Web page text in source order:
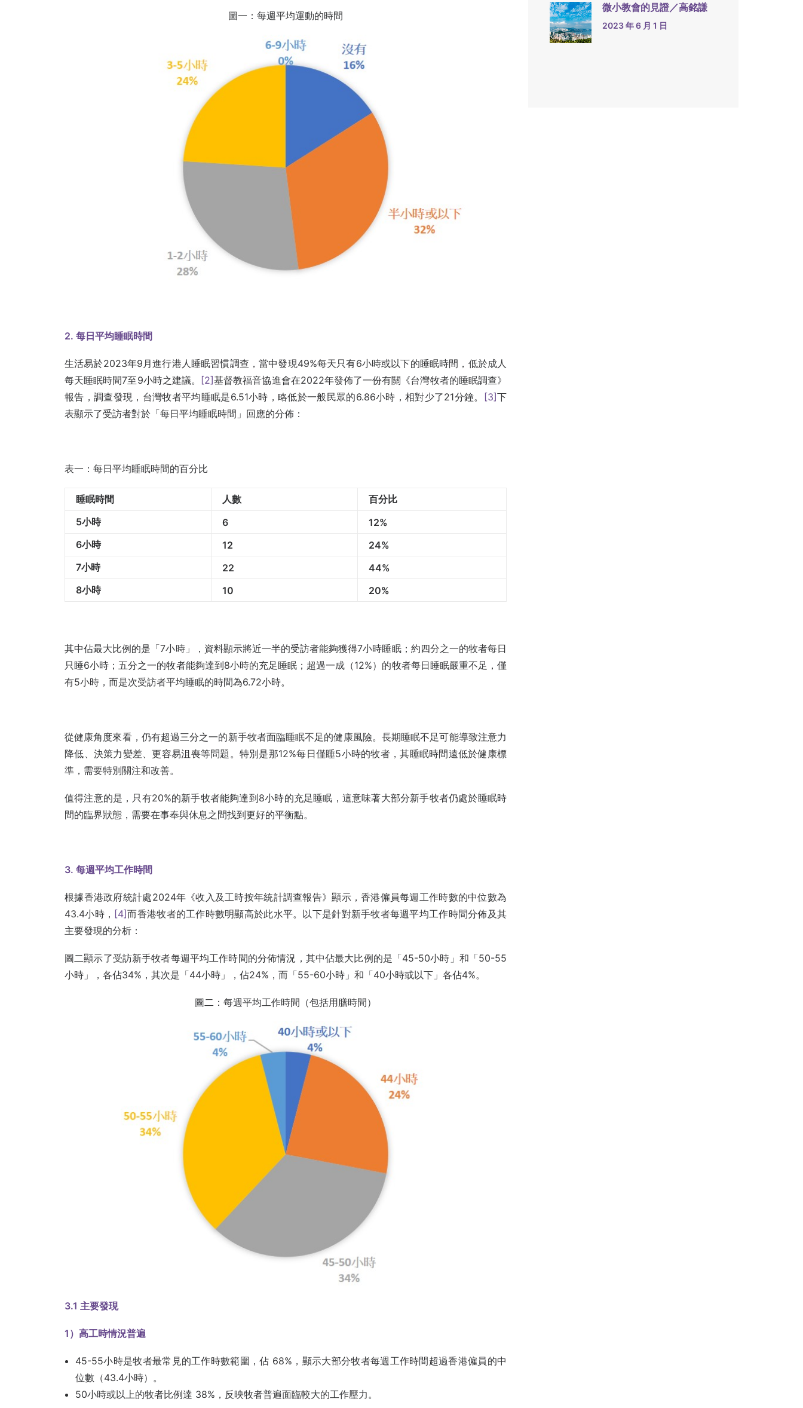
圖一：每週平均運動的時間
2. 每日平均睡眠時間
生活易於2023年9月進行港人睡眠習慣調查，當中發現49%每天只有6小時或以下的睡眠時間，低於成人
每天睡眠時間7至9小時之建議。
[2]基督教福音協進會在2022年發佈了一份有關《台灣牧者的睡眠調查》
報告，調查發現，台灣牧者平均睡眠是6.51⼩時，略低於一般民眾的6.86⼩時，相對少了21分鐘。
[3]下
表顯示了受訪者對於「每日平均睡眠時間」回應的分佈：
表一：每日平均睡眠時間的百分比
睡眠時間 人數
百分比
5小時
6
12%
6小時
12
24%
7小時
22
44%
8小時
10 20%
其中佔最大比例的是「7小時」，資料顯示將近一半的受訪者能夠獲得7小時睡眠；約四分之一的牧者每日
只睡6小時；五分之一的牧者能夠達到8小時的充足睡眠；超過一成（12%）的牧者每日睡眠嚴重不足，僅
有5小時，而是次受訪者平均睡眠的時間為6.72小時。
從健康角度來看，仍有超過三分之一的新手牧者面臨睡眠不足的健康風險。長期睡眠不足可能導致注意力
降低、決策力變差、更容易沮喪等問題。特別是那12%每日僅睡5小時的牧者，其睡眠時間遠低於健康標
準，需要特別關注和改善。
值得注意的是，只有20%的新手牧者能夠達到8小時的充足睡眠，這意味著大部分新手牧者仍處於睡眠時
間的臨界狀態，需要在事奉與休息之間找到更好的平衡點。
3. 每週平均工作時間
根據香港政府統計處2024年《收入及工時按年統計調查報告》顯示，香港僱員每週工作時數的中位數為
43.4小時， [4]而香港牧者的工作時數明顯高於此水平。以下是針對新手牧者每週平均工作時間分佈及其
主要發現的分析：
圖二顯示了受訪新手牧者每週平均工作時間的分佈情況，其中佔最大比例的是「45-50小時」和「50-55
小時」，各佔34%，其次是「44小時」，佔24%，而「55-60小時」和「40小時或以下」各佔4%。
圖二：每週平均工作時間（包括用膳時間）
3.1 主要發現
1 ）高工時情況普遍
45-55小時是牧者最常見的工作時數範圍，佔 68%，顯示大部分牧者每週工作時間超過香港僱員的中
位數（43.4小時）。
50小時或以上的牧者比例達 38%，反映牧者普遍面臨較大的工作壓力。
微小教會的見證／高銘謙
2023 年 6 月 1 日